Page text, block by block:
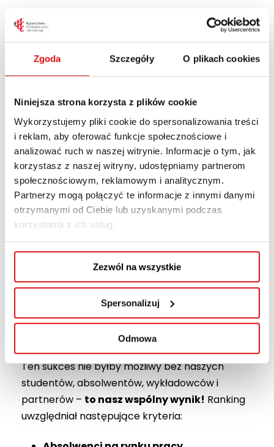
Zgoda Szczegóły O plikach cookies
Niniejsza strona korzysta z plików cookie
Wykorzystujemy pliki cookie do spersonalizowania treści
i reklam, aby oferować funkcje społecznościowe i
analizować ruch w naszej witrynie. Informacje o tym, jak
korzystasz z naszej witryny, udostępniamy partnerom
społecznościowym, reklamowym i analitycznym.
Partnerzy mogą połączyć te informacje z innymi danymi
otrzymanymi od Ciebie lub uzyskanymi podczas
korzystania z ich usług.
Zezwól na wszystkie
Spersonalizuj
Odmowa
Uczymy praktycznie
przede wszystkim napraktycznym
kształceniu, dostosowanym do aktualnych
potrzeb gospodarki i rynku pracy. Programy
pracodawcami i ekspertami z branż, co
zapewnia studentom rozwijanie konkretnych
kompetencji i umiejętności wykorzystywanych
w codziennej pracy.
W odróżnieniu od uczelni akademickich, których
profil jest bardziej teoretyczny i naukowy,
stawiamyna praktykę, staże,prace
Dzięki temu nasi absolwenci dobrze odnajdują
się w środowiskach biznesowych czy
instytucjonalnych.
Dziękujemy za zaufanie!
Ten sukces nie byłby możliwy bez naszych
studentów, absolwentów, wykładowców i
partnerów – to nasz wspólny wynik! Ranking
uwzględniał następujące kryteria: